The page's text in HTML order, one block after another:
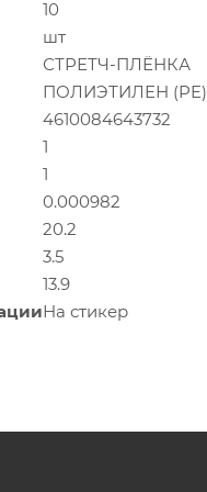
10
шт
СТРЕТЧ-ПЛЁНКА
ПОЛИЭТИЛЕН (PE)
4610084643732
1
1
0.000982
20.2
3.5
13.9
На стикер